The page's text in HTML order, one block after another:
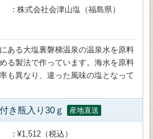
株式会社会津山塩（福島県）
ある大塩裏磐梯温泉の温泉水を原料
る製法で作っています。海水を原料
も異なり、違った風味の塩となって
き瓶入り30ｇ 産地直送
¥1,512（税込）